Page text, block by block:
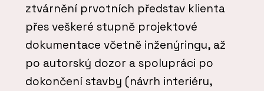
ztvárnění prvotních představ klienta
přes veškeré stupně projektové
dokumentace včetně inženýringu, až
po autorský dozor a spolupráci po
dokončení stavby (návrh interiéru,